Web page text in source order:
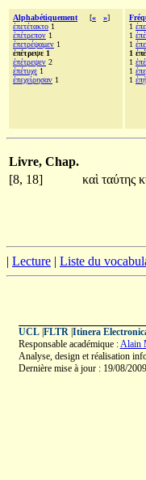
Alphabétiquement [« »]
ἐπετέτακτο 1
ἐπέτρεπον 1
ἐπετρέψαμεν 1
ἐπέτρεψε 1
ἐπέτρεψεν 2
ἐπέτυχε 1
ἐπεχείρησαν 1
1
1
1
1
1
1
1
Livre, Chap.
[8, 18]
καὶ ταύτης
| Lecture | Liste du
UCL| FLTR| Itinera
Responsable académique :Alain
Analyse, design et réalisation
Dernière mise à jour : 19/08/2009